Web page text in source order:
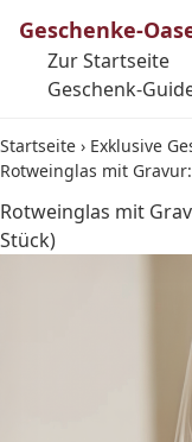
Geschenke-
Zur Startseite
Geschenk-
Startseite › Exklusive
Rotweinglas mit
Rotweinglas mit
Stück)